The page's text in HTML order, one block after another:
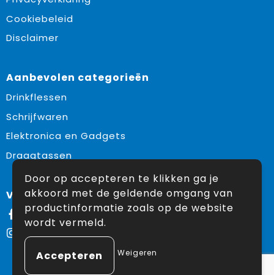
Cookiebeleid
Disclaimer
Aanbevolen categorieën
Drinkflessen
Schrijfwaren
Elektronica en Gadgets
Draagtassen
Volg ons op:
Facebook
Instagram
Door op accepteren te klikken ga je
akkoord met de geldende omgang van
productinformatie zoals op de website
wordt vermeld.
Weigeren